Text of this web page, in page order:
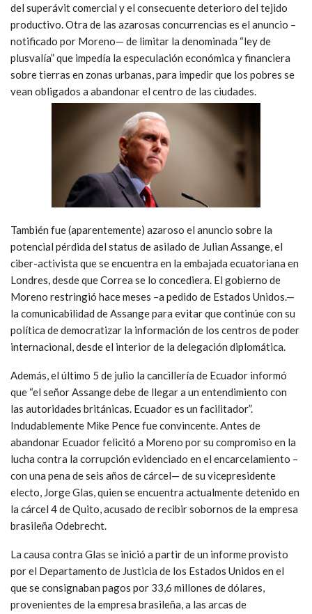
del superávit comercial y el consecuente deterioro del tejido
productivo. Otra de las azarosas concurrencias es el anuncio –
notificado por Moreno— de limitar la denominada “ley de
plusvalía” que impedía la especulación económica y financiera
sobre tierras en zonas urbanas, para impedir que los pobres se
vean obligados a abandonar el centro de las ciudades.
También fue (aparentemente) azaroso el anuncio sobre la
potencial pérdida del status de asilado de Julian Assange, el
ciber-activista que se encuentra en la embajada ecuatoriana en
Londres, desde que Correa se lo concediera. El gobierno de
Moreno restringió hace meses –a pedido de Estados Unidos.—
la comunicabilidad de Assange para evitar que continúe con su
política de democratizar la información de los centros de poder
internacional, desde el interior de la delegación diplomática.
Además, el último 5 de julio la cancillería de Ecuador informó
que “el señor Assange debe de llegar a un entendimiento con
las autoridades británicas. Ecuador es un facilitador”.
Indudablemente Mike Pence fue convincente. Antes de
abandonar Ecuador felicitó a Moreno por su compromiso en la
lucha contra la corrupción evidenciado en el encarcelamiento –
con una pena de seis años de cárcel— de su vicepresidente
electo, Jorge Glas, quien se encuentra actualmente detenido en
la cárcel 4 de Quito, acusado de recibir sobornos de la empresa
brasileña Odebrecht.
La causa contra Glas se inició a partir de un informe provisto
por el Departamento de Justicia de los Estados Unidos en el
que se consignaban pagos por 33,6 millones de dólares,
provenientes de la empresa brasileña, a las arcas de